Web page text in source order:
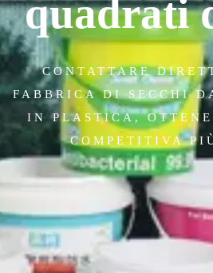
quadrati
CONTATTARE
FABBRICA DI SECCHI
IN PLASTICA,
COMPETITIVA